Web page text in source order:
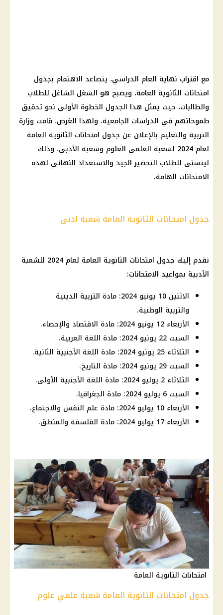
مع اقتراب نهاية العام الدراسي، يتصاعد الاهتمام بجدول
امتحانات الثانوية العامة، ويصبح هو الشغل الشاغل للطلاب
والطالبات، حيث يمثل هذا الجدول الخطوة الأولى نحو تحقيق
طموحاتهم في الدراسات الجامعية، ولهذا الغرض، قامت وزارة
التربية والتعليم بالإعلان عن جدول امتحانات الثانوية العامة
لعام 2024 لشعبة العلمي العلوم وشعبة الأدبي، وذلك
ليتسنى للطلاب التحضير الجيد والاستعداد النهائي لهذه
الامتحانات الهامة.
جدول امتحانات الثانوية العامة شعبة ادبى
نقدم إليك جدول امتحانات الثانوية العامة لعام 2024 للشعبة
الأدبية بمواعيد الامتحانات:
الاثنين 10 يونيو 2024: مادة التربية الدينية
والتربية الوطنية.
الأربعاء 12 يونيو 2024: مادة الاقتصاد والإحصاء.
السبت 22 يونيو 2024: مادة اللغة العربية.
الثلاثاء 25 يونيو 2024: مادة اللغة الأجنبية الثانية.
السبت 29 يونيو 2024: مادة التاريخ.
الثلاثاء 2 يوليو 2024: مادة اللغة الأجنبية الأولى.
السبت 6 يوليو 2024: مادة الجغرافيا.
الأربعاء 10 يوليو 2024: مادة علم النفس والاجتماع.
الأربعاء 17 يوليو 2024: مادة الفلسفة والمنطق.
امتحانات الثانوية العامة
جدول امتحانات الثانوية العامة شعبة علمي علوم